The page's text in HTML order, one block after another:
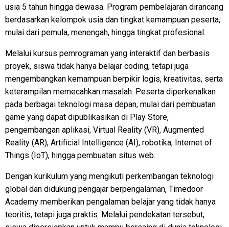
usia 5 tahun hingga dewasa. Program pembelajaran dirancang
berdasarkan kelompok usia dan tingkat kemampuan peserta,
mulai dari pemula, menengah, hingga tingkat profesional.
Melalui kursus pemrograman yang interaktif dan berbasis
proyek, siswa tidak hanya belajar coding, tetapi juga
mengembangkan kemampuan berpikir logis, kreativitas, serta
keterampilan memecahkan masalah. Peserta diperkenalkan
pada berbagai teknologi masa depan, mulai dari pembuatan
game yang dapat dipublikasikan di Play Store,
pengembangan aplikasi, Virtual Reality (VR), Augmented
Reality (AR), Artificial Intelligence (AI), robotika, Internet of
Things (IoT), hingga pembuatan situs web.
Dengan kurikulum yang mengikuti perkembangan teknologi
global dan didukung pengajar berpengalaman, Timedoor
Academy memberikan pengalaman belajar yang tidak hanya
teoritis, tetapi juga praktis. Melalui pendekatan tersebut,